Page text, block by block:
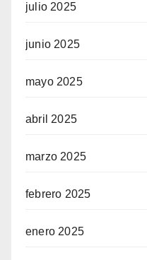
julio 2025
junio 2025
mayo 2025
abril 2025
marzo 2025
febrero 2025
enero 2025